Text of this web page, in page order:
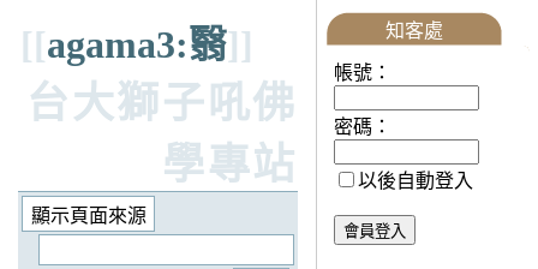
[[agama3:翳]]
台大獅子吼佛
學專站
知客處
帳號：
密碼：
以後自動登入